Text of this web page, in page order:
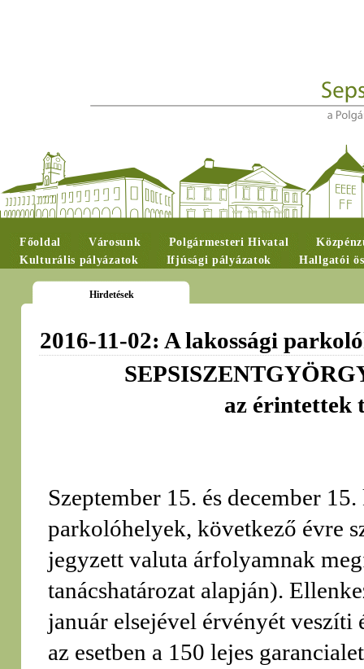
Főoldal Városunk Polgármesteri Hivatal
Kulturális pályázatok
Ifjúsági pályázatok Hallgatói
Hirdetések
2016-11-02: A lakossági
az érintettek
Szeptember 15. és december
parkolóhelyek, következő évre
jegyzett valuta árfolyamnak
tanácshatározat alapján).
január elsejével érvényét veszíti
az esetben a 150 lejes